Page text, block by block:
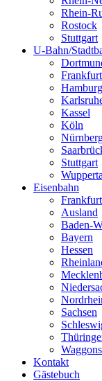
Rhein-
Rostock
Stuttgart
U-Bahn/
Hamburg
Kassel
Köln
Stuttgart
Eisenbahn
Ausland
Baden-
Bayern
Hessen
Sachsen
Waggons
Kontakt
Gästebuch